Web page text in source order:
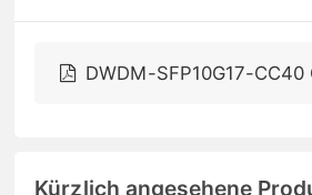
DWDM-SFP10G17-
Kürzlich angesehene